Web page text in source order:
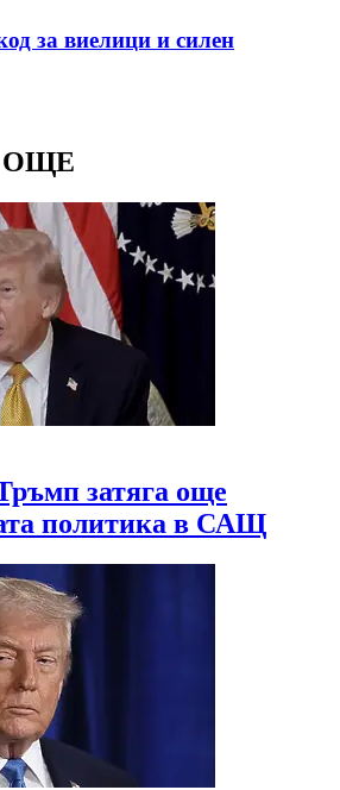
за виелици и силен
ОЩЕ
затяга още
политика в САЩ